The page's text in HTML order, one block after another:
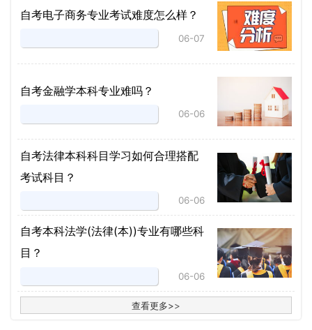
自考电子商务专业考试难度怎么样？
06-07
自考金融学本科专业难吗？
06-06
自考法律本科科目学习如何合理搭配
考试科目？
06-06
​自考本科法学(法律(本))专业有哪些科
目？
06-06
查看更多>>